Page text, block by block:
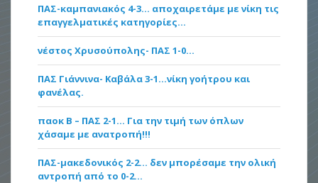
ΠΑΣ-καμπανιακός 4-3… αποχαιρετάμε με νίκη τις
επαγγελματικές κατηγορίες…
νέστος Χρυσούπολης- ΠΑΣ 1-0…
ΠΑΣ Γιάννινα- Καβάλα 3-1…νίκη γοήτρου και
φανέλας.
παοκ Β – ΠΑΣ 2-1… Για την τιμή των όπλων
χάσαμε με ανατροπή!!!
ΠΑΣ-μακεδονικός 2-2… δεν μπορέσαμε την ολική
αντροπή από το 0-2…